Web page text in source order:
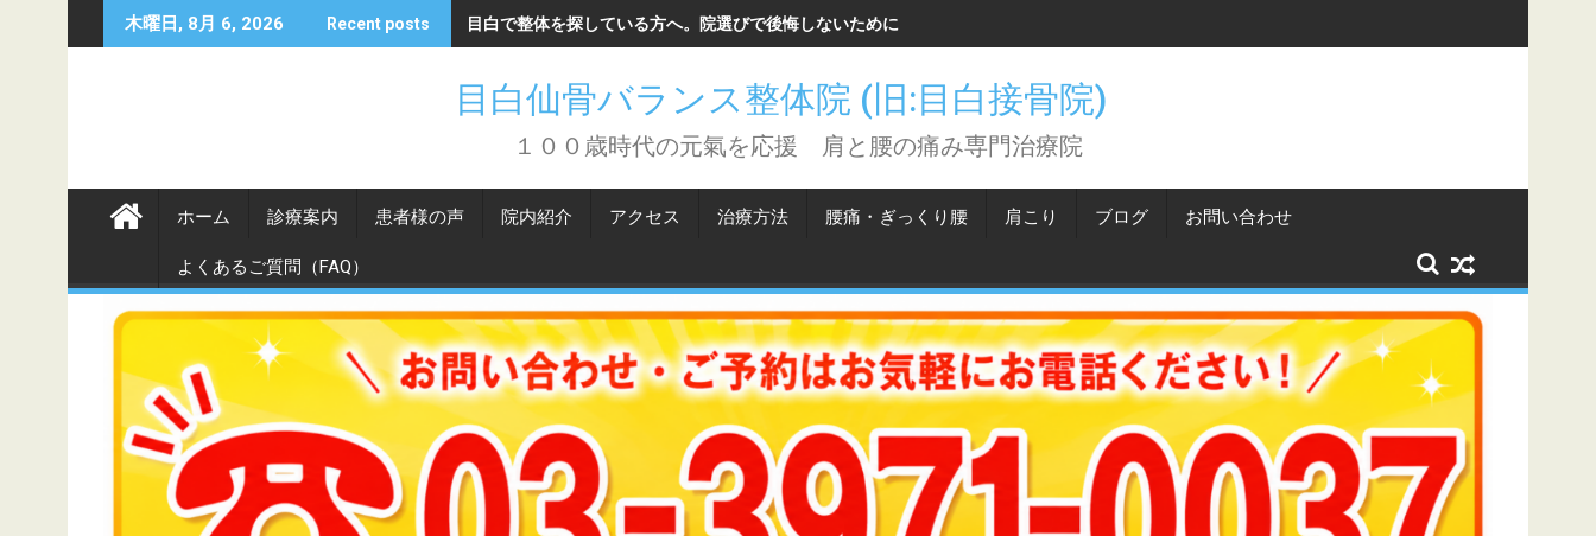
to
木曜日, 8月 6, 2026 Recent posts 目白で整体を探している方へ。院選びで後悔しないために知っておいてほしいこと。
目白仙骨バランス整体院 (旧:目白接骨院)
１００歳時代の元氣を応援 肩と腰の痛み専門治療院
ホーム 診療案内 患者様の声 院内紹介 アクセス 治療方法 腰痛・ぎっくり腰 肩こり ブログ お問い合わせ
よくあるご質問（FAQ）